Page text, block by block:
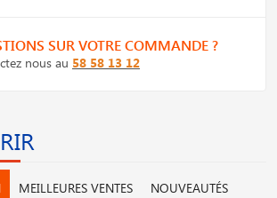
SUR VOTRE COMMANDE ?
nous au 58 58 13 12
MEILLEURES VENTES NOUVEAUTÉS